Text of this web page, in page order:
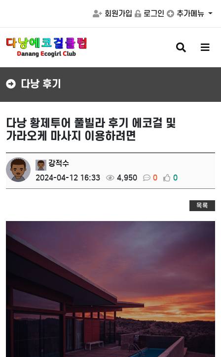
회원가입 로그인 추가메뉴
검
색
버
메
버
다낭 후기
다낭 황제투어 풀빌라 후기 에코걸 및
가라오케 마사지 이용하려면
강적수
2024-04-12 16:33
4,950 0 0
목록